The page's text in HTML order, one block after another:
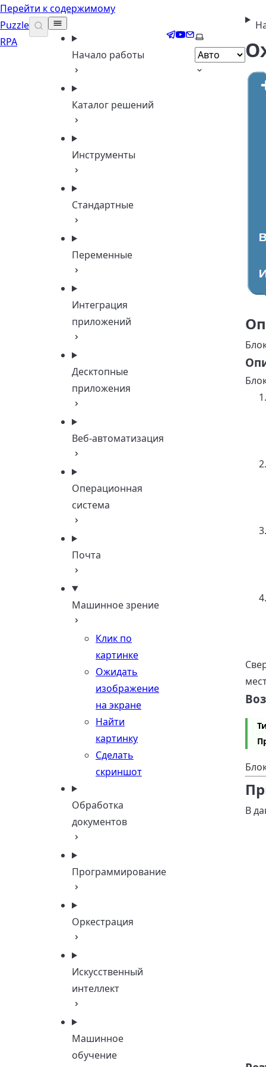
Перейти к содержимому
Puzzle
RPA
Начало работы
Каталог решений
Инструменты
Стандартные
Переменные
Интеграция
приложений
Десктопные
приложения
Веб-автоматизация
Операционная
система
Почта
Машинное зрение
Клик по
картинке
Ожидать
изображение
на экране
Найти
картинку
Сделать
скриншот
Обработка
документов
Программирование
Оркестрация
Искусственный
интеллект
Машинное
обучение
Telegram
YouTube
EmailВыберите тему
В